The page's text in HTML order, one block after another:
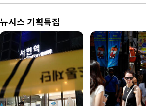
뉴시스 기획특집